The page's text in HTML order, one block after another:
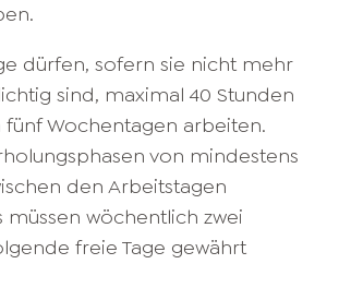
dürfen, sofern sie nicht mehr
sind, maximal 40 Stunden
Wochentagen arbeiten.
von mindestens
den Arbeitstagen
müssen wöchentlich zwei
freie Tage gewährt